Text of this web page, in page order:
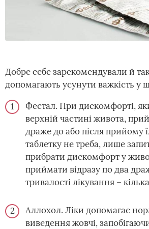
Добре себе зарекомендували й
допомагають усунути важкість у
Фестал. При дискомфорті,
верхній частині живота,
драже до або після прийому
таблетку не треба, лише
прибрати дискомфорт у
приймати відразу по два
тривалості лікування –
Аллохол. Ліки допомагає
виведення жовчі,